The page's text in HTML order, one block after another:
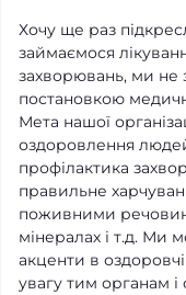
Хочу ще раз
займаємося
захворювань, ми не
постановкою
Мета нашої
оздоровлення
профілактика
правильне
поживними
мінералах і т.д. Ми
акценти в
увагу тим органам